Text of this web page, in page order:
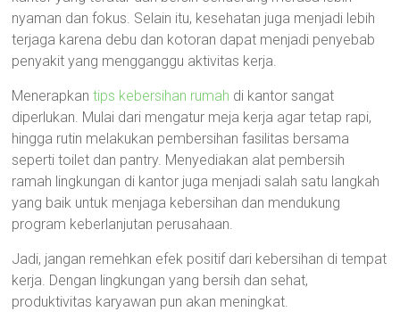
nyaman dan fokus. Selain itu, kesehatan juga menjadi lebih
terjaga karena debu dan kotoran dapat menjadi penyebab
penyakit yang mengganggu aktivitas kerja.
Menerapkantips kebersihan rumah di kantor sangat
diperlukan. Mulai dari mengatur meja kerja agar tetap rapi,
hingga rutin melakukan pembersihan fasilitas bersama
seperti toilet dan pantry. Menyediakan alat pembersih
ramah lingkungan di kantor juga menjadi salah satu langkah
yang baik untuk menjaga kebersihan dan mendukung
program keberlanjutan perusahaan.
Jadi, jangan remehkan efek positif dari kebersihan di tempat
kerja. Dengan lingkungan yang bersih dan sehat,
produktivitas karyawan pun akan meningkat.